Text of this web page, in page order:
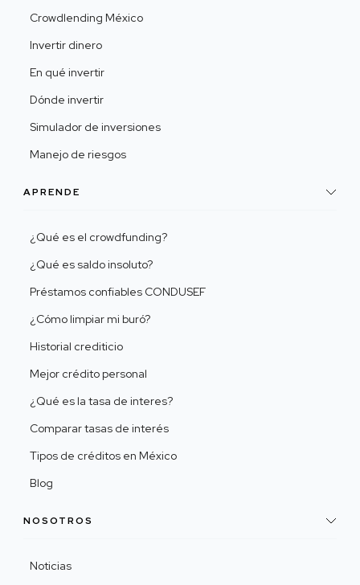
Crowdlending México
Invertir dinero
En qué invertir
Dónde invertir
Simulador de inversiones
Manejo de riesgos
APRENDE
¿Qué es el crowdfunding?
¿Qué es saldo insoluto?
Préstamos confiables CONDUSEF
¿Cómo limpiar mi buró?
Historial crediticio
Mejor crédito personal
¿Qué es la tasa de interes?
Comparar tasas de interés
Tipos de créditos en México
Blog
NOSOTROS
Noticias